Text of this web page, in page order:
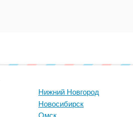
Нижний Новгород
Новосибирск
Омск